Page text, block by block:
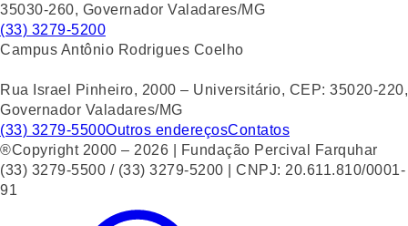
35030-260, Governador Valadares/MG
(33) 3279-5200
Campus Antônio Rodrigues Coelho
Rua Israel Pinheiro, 2000 – Universitário, CEP: 35020-220,
Governador Valadares/MG
(33) 3279-5500Outros endereçosContatos
®Copyright 2000 – 2026 | Fundação Percival Farquhar
(33) 3279-5500 / (33) 3279-5200 | CNPJ: 20.611.810/0001-
91